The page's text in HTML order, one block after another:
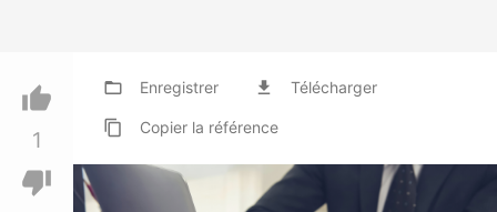
thumb_up
1
thumb_down
folder_open Enregistrer file_download Télécharger
content_copy Copierla référence